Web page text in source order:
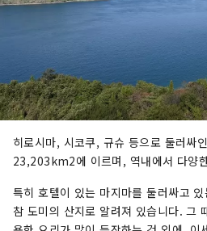
히로시마, 시코쿠, 규슈 등으로 둘러싸
23,203km2에 이르며, 역내에서 다양
특히 호텔이 있는 마지마를 둘러싸고
참 도미의 산지로 알려져 있습니다. 그